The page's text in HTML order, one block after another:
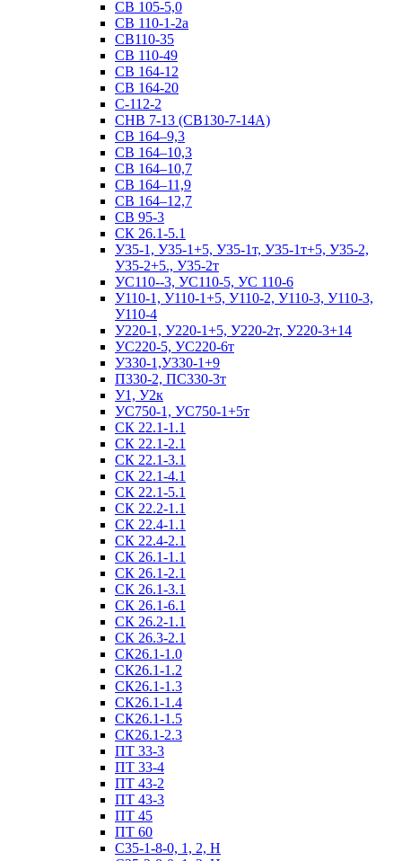
СВ 105-5,0
СВ 110-1-2а
СВ110-35
СВ 110-49
СВ 164-12
СВ 164-20
С-112-2
СНВ 7-13 (СВ130-7-14А)
СВ 164–9,3
СВ 164–10,3
СВ 164–10,7
СВ 164–11,9
СВ 164–12,7
СВ 95-3
СК 26.1-5.1
У35-1, У35-1+5, У35-1т, У35-1т+5, У35-2,
У35-2+5., У35-2т
УС110--3, УС110-5, УС 110-6
У110-1, У110-1+5, У110-2, У110-3, У110-3,
У110-4
У220-1, У220-1+5, У220-2т, У220-3+14
УС220-5, УС220-6т
У330-1,У330-1+9
П330-2, ПС330-3т
У1, У2к
УС750-1, УС750-1+5т
СК 22.1-1.1
СК 22.1-2.1
СК 22.1-3.1
СК 22.1-4.1
СК 22.1-5.1
СК 22.2-1.1
СК 22.4-1.1
СК 22.4-2.1
СК 26.1-1.1
СК 26.1-2.1
СК 26.1-3.1
СК 26.1-6.1
СК 26.2-1.1
СК 26.3-2.1
СК26.1-1.0
СК26.1-1.2
СК26.1-1.3
СК26.1-1.4
СК26.1-1.5
СК26.1-2.3
ПТ 33-3
ПТ 33-4
ПТ 43-2
ПТ 43-3
ПТ 45
ПТ 60
С35-1-8-0, 1, 2, Н